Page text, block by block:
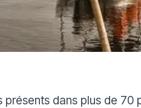
présents dans plus de 70